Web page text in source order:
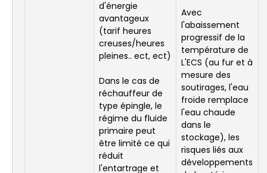
d'énergie
avantageux
(tarif heures
creuses/heures
pleines.. ect, ect)
Dans le cas de
réchauffeur de
type épingle, le
régime du fluide
primaire peut
être limité ce qui
réduit
l'entartrage et
Avec
l'abaissement
progressif de la
température de
L'ECS (au fur et à
mesure des
soutirages, l'eau
froide remplace
l'eau chaude
dans le
stockage), les
risques liés aux
développements